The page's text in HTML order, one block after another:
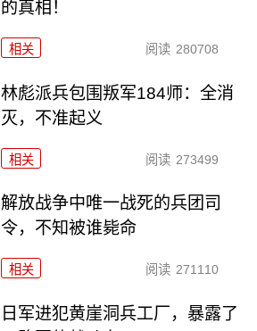
的真相！
相关 阅读 280708
林彪派兵包围叛军184师：全消
灭，不准起义
相关 阅读 273499
解放战争中唯一战死的兵团司
令，不知被谁毙命
相关 阅读 271110
日军进犯黄崖洞兵工厂，暴露了